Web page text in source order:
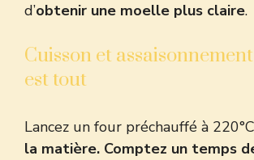
d’obtenir une moelle plus claire.
Cuisson et
est tout
Lancez un four préchauffé à
la matière. Comptez un temps